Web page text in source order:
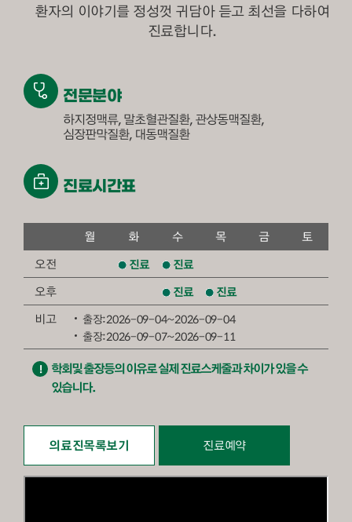
환자의 이야기를 정성껏 귀담아 듣고 최선을 다하여
진료합니다.
전문분야
하지정맥류, 말초혈관질환, 관상동맥질환,
심장판막질환, 대동맥질환
진료시간표
의료진/진료일정 - 월,화,수,목,금,토,일로 구성된 표입니다.
월 화 수 목 금
토
오전
진료 진료
오후 진료 진료
비고
출장:2026-09-04~2026-09-04
출장:2026-09-07~2026-09-11
학회및 출장등의 이유로 실제 진료스케줄과 차이가 있을 수
있습니다.
의료진목록보기 진료예약